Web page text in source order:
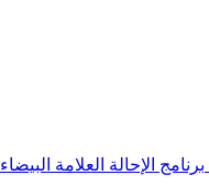
برنامج الإحالة العلامة البيضاء